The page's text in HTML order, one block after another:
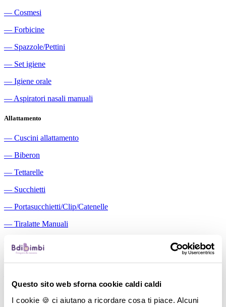
Questo sito web sforna cookie caldi caldi
I cookie 🍪 ci aiutano a ricordare cosa ti piace. Alcuni
― Cosmesi
― Forbicine
― Spazzole/Pettini
― Set igiene
― Igiene orale
― Aspiratori nasali manuali
Allattamento
― Cuscini allattamento
― Biberon
― Tettarelle
― Succhietti
― Portasucchietti/Clip/Catenelle
―Tiralatte Manuali
Dosalatte